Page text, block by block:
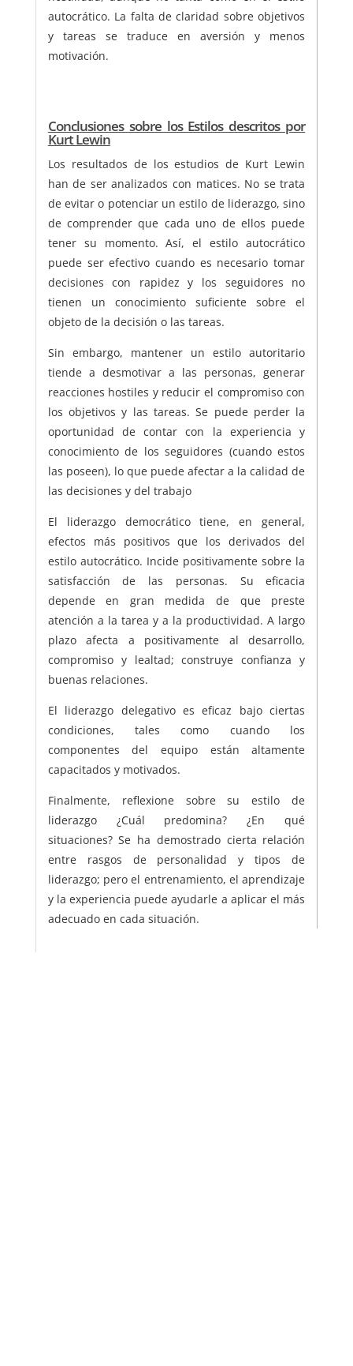
autocrático. La falta de claridad sobre objetivos
y tareas se traduce en aversión y menos
motivación.
Conclusiones sobre los Estilos descritos por
Kurt Lewin
Los resultados de los estudios de Kurt Lewin
han de ser analizados con matices. No se trata
de evitar o potenciar un estilo de liderazgo, sino
de comprender que cada uno de ellos puede
tener su momento. Así, el estilo autocrático
puede ser efectivo cuando es necesario tomar
decisiones con rapidez y los seguidores no
tienen un conocimiento suficiente sobre el
objeto de la decisión o las tareas.
Sin embargo, mantener un estilo autoritario
tiende a desmotivar a las personas, generar
reacciones hostiles y reducir el compromiso con
los objetivos y las tareas. Se puede perder la
oportunidad de contar con la experiencia y
conocimiento de los seguidores (cuando estos
las poseen), lo que puede afectar a la calidad de
las decisiones y del trabajo
El liderazgo democrático tiene, en general,
efectos más positivos que los derivados del
estilo autocrático. Incide positivamente sobre la
satisfacción de las personas. Su eficacia
depende en gran medida de que preste
atención a la tarea y a la productividad. A largo
plazo afecta a positivamente al desarrollo,
compromiso y lealtad; construye confianza y
buenas relaciones.
El liderazgo delegativo es eficaz bajo ciertas
condiciones, tales como cuando los
componentes del equipo están altamente
capacitados y motivados.
Finalmente, reflexione sobre su estilo de
liderazgo ¿Cuál predomina? ¿En qué
situaciones? Se ha demostrado cierta relación
entre rasgos de personalidad y tipos de
liderazgo; pero el entrenamiento, el aprendizaje
y la experiencia puede ayudarle a aplicar el más
adecuado en cada situación.